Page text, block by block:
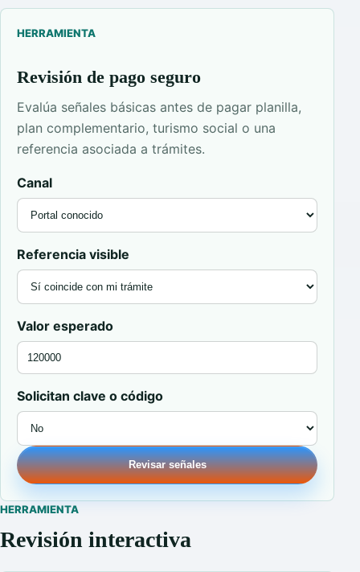
HERRAMIENTA
Revisión de pago seguro
Evalúa señales básicas antes de pagar planilla,
plan complementario, turismo social o una
referencia asociada a trámites.
Canal
Referencia visible
Valor esperado
Solicitan clave o código
Revisar señales
HERRAMIENTA
Revisión interactiva